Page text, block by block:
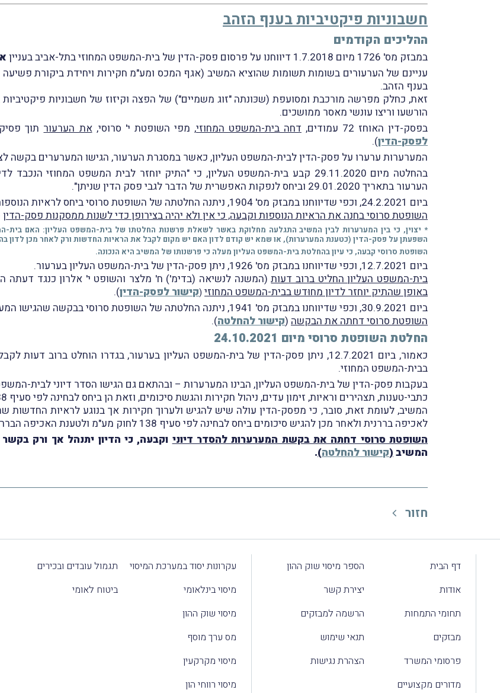
חשבוניות פיקטיביות בענף הזהב
ההליכים הקודמים
במבזק מס' 1726 מיום 1.7.2018 דיווחנו על פרסום פסק-הדין של בית-המשפט המחוזי בתל-אביב בעניין
עניינם של הערעורים בשומות תשומות שהוציא המשיב (אגף המכס ומע"מ חקירות ויחידת ביקורת
בענף הזהב.
זאת, כחלק מפרשה מורכבת ומסועפת (שכּונתה "זוג משמיים") של הפצה וקיזוז של חשבוניות
הורשעו וריצו עונשי מאסר ממושכים.
בפסק-דין האוחז 72 עמודים,
דחה בית-המשפט המחוזי, מפי השופטת י' סרוסי,את הערעורתוך פסיקת
לפסק-הדין).
המערערות ערערו על פסק-הדין לבית-המשפט העליון, כאשר במסגרת הערעור, הגישו המערערים בקשה
בהחלטה מיום 29.11.2020 קבע בית-המשפט העליון, כי "התיק יוחזר לבית המשפט
הערעור בתאריך 29.01.2020 וביחס לנפקות האפשרית של הדבר לגבי פסק הדין שניתן".
ביום 24.2.2021, וכפי שדיווחנו במבזק מס' 1904, ניתנה החלטתה של השופטת סרוסי ביחס לראיות הנוספות.
השופטת סרוסי בחנה את הראיות הנוספות וקבעה, כי אין ולא יהיה בצירופן כדי לשנות ממסקנות פסק-הדין
* יצוין, כי בין המערערות לבין המשיב התגלעה מחלוקת באשר לשאלת פרשנות החלטתו של בית-המשפט העליון: האם
השפעתן על פסק-הדין (כטענת המערערות), או שמא יש קודם לדון האם יש מקום לקבל את הראיות החדשות ורק לאחר מכן לדון
השופטת סרוסי קבעה, כי עיון בהחלטת בית-המשפט העליון מעלה כי פרשנותו של המשיב היא הנכונה.
ביום 12.7.2021, וכפי שדיווחנו במבזק מס' 1926, ניתן פסק-הדין של בית-המשפט העליון בערעור.
בית-המשפט העליון החליט ברוב דעות(המשנה לנשיאה (בדימ') ח' מלצר והשופט י' אלרון כנגד דעתה
באופן שהתיק יוחזר לדיון מחוּדש בבית-המשפט המחוזי (קישור לפסק-הדין).
ביום 30.9.2021, וכפי שדיווחנו במבזק מס' 1941, ניתנה החלטתה של השופטת סרוסי בבקשה שהגישו המערערות לפסלוּת המותב מלשבת בדין בדיון המחודש.
השופטת סרוסי דחתה את הבקשה (קישור להחלטה).
החלטת השופטת סרוסי מיום 24.10.2021
כאמור, ביום 12.7.2021, ניתן פסק-הדין של בית-המשפט העליון בערעור, בגדרו הוחלט
בבית-המשפט המחוזי.
בעקבות פסק-הדין של בית-המשפט העליון, הבינו המערערות – ובהתאם גם הגישו הסדר דיוני לבית-
כתבי-טענות, תצהירים וראיות, זימון עדים, ניהול חקירות והגשת סיכומים, וזאת הן ביחס לבחינה לפי סעיף 138 לחוק מע"מ והן ביחס לטענה לאכיפה בררנית.
המשיב, לעומת זאת, סובר, כי מפסק-הדין עולה שיש להגיש ולערוך חקירות אך בנוגע לראיות
לאכיפה בררנית ולאחר מכן להגיש סיכומים ביחס לבחינה לפי סעיף 138 לחוק מע"מ ולטענת האכיפה הבררנית.
השופטת סרוסי דחתה את בקשת המערערות להסדר דיוניוקבעה, כי הדיון יתנהל אך ורק
המשיב(קישור להחלטה)
.
חזור
דף הבית
אודות
תחומי התמחות
מבזקים
פרסומי המשרד
מדורים מקצועיים
הספר מיסוי שוק ההון
יצירת קשר
הרשמה למבזקים
תנאי שימוש
הצהרת נגישות
עקרונות יסוד במערכת המיסוי
מיסוי בינלאומי
מיסוי שוק ההון
מס ערך מוסף
מיסוי מקרקעין
מיסוי רווחי הון
תגמול עובדים ובכירים
ביטוח לאומי